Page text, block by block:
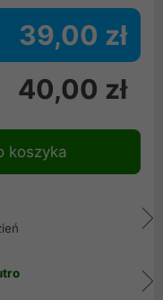
39,00 zł
40,00 zł
koszyka